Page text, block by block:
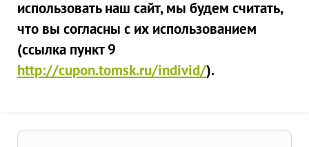
использовать наш сайт, мы будем считать,
что вы согласны с их использованием
(ссылка пункт 9
http://cupon.tomsk.ru/individ/).